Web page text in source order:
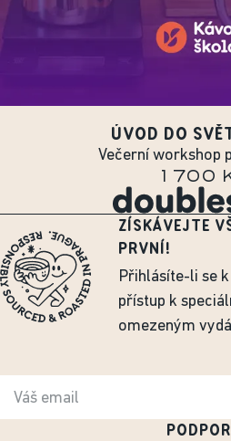
ÚVOD DO
Večerní workshop
1 700
ZÍSKÁVEJTE
PRVNÍ!
Přihlásíte-li se
přístup k
omezeným